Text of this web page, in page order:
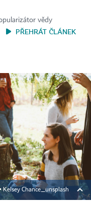
vědy
PŘEHRÁT ČLÁNEK
Kelsey Chance_unsplash